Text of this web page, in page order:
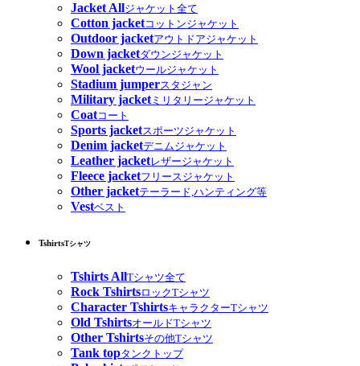
Jacket Allジャケット全て
Cotton jacketコットンジャケット
Outdoor jacketアウトドアジャケット
Down jacketダウンジャケット
Wool jacketウールジャケット
Stadium jumperスタジャン
Military jacketミリタリージャケット
Coatコート
Sports jacketスポーツジャケット
Denim jacketデニムジャケット
Leather jacketレザージャケット
Fleece jacketフリースジャケット
Other jacketテーラード,ハンティング等
Vestベスト
TshirtsTシャツ
Tshirts AllTシャツ全て
Rock TshirtsロックTシャツ
Character TshirtsキャラクターTシャツ
Old TshirtsオールドTシャツ
Other Tshirtsその他Tシャツ
Tank topタンクトップ